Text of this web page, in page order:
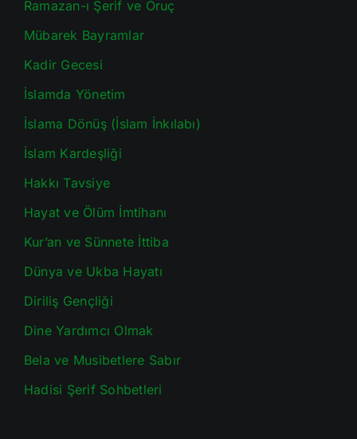
Ramazan-ı Şerif ve Oruç
Mübarek Bayramlar
Kadir Gecesi
İslamda Yönetim
İslama Dönüş (İslam İnkılabı)
İslam Kardeşliği
Hakkı Tavsiye
Hayat ve Ölüm İmtihanı
Kur’an ve Sünnete İttiba
Dünya ve Ukba Hayatı
Diriliş Gençliği
Dine Yardımcı Olmak
Bela ve Musibetlere Sabır
Hadisi Şerif Sohbetleri